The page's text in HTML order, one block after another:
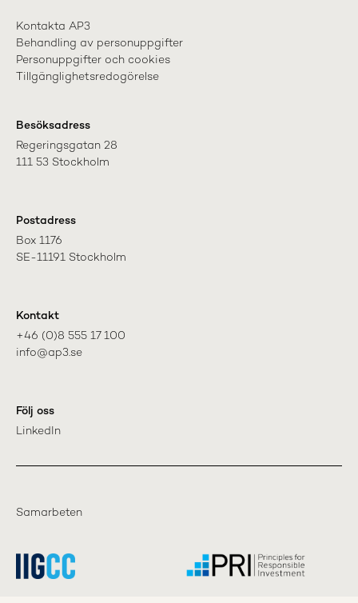
Kontakta AP3
Behandling av personuppgifter
Personuppgifter och cookies
Tillgänglighetsredogörelse
Besöksadress
Regeringsgatan 28
111 53 Stockholm
Postadress
Box 1176
SE-11191 Stockholm
Kontakt
+46 (0)8 555 17 100
info@ap3.se
Följ oss
LinkedIn
Samarbeten